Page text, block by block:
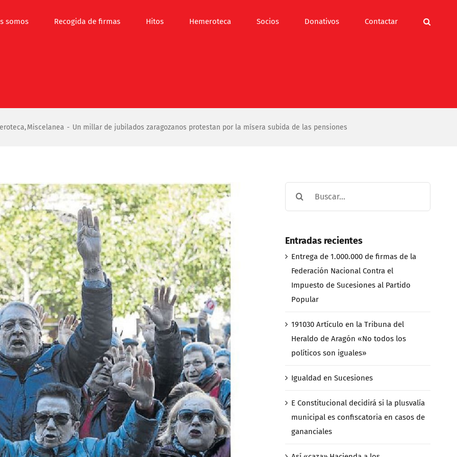
somos Recogida de firmas Hitos Hemeroteca Socios Donativos Contactar
Miscelanea Un millar de jubilados zaragozanos protestan por la mísera subida de las pensiones
Entradas recientes
Entrega de 1.000.000 de firmas de la
Federación Nacional Contra el
Impuesto de Sucesiones al Partido
Popular
191030 Artículo en la Tribuna del
Heraldo de Aragón «No todos los
políticos son iguales»
Igualdad en Sucesiones
E Constitucional decidirá si la plusvalía
municipal es confiscatoria en casos de
gananciales